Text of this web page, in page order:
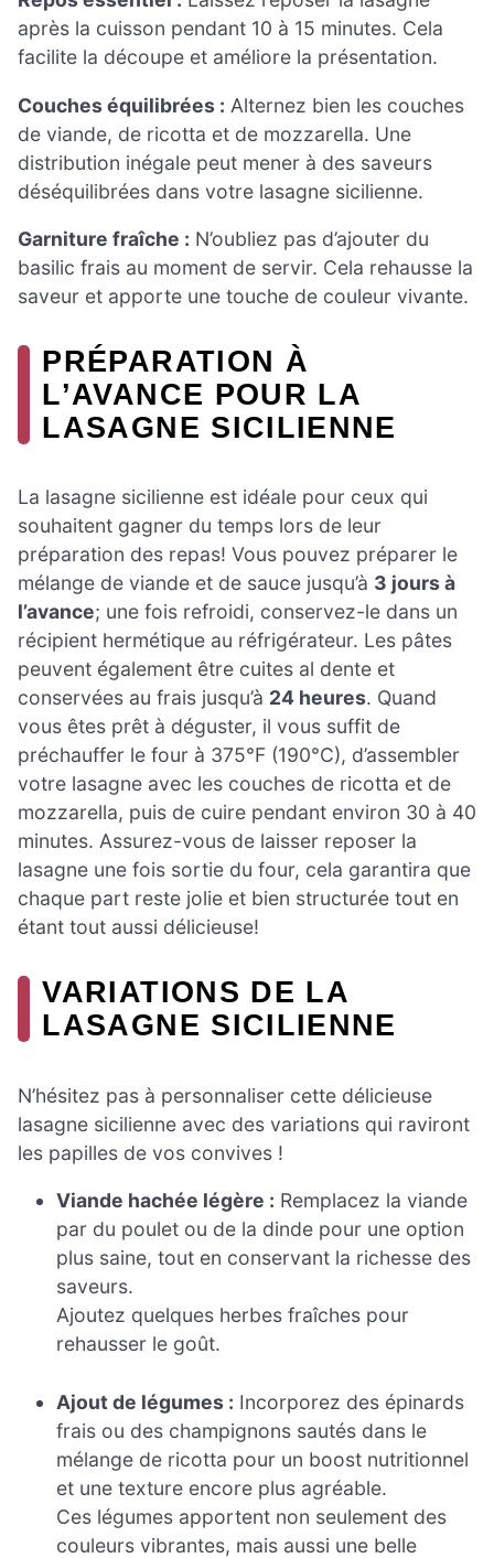
après la cuisson pendant 10 à 15 minutes. Cela
facilite la découpe et améliore la présentation.
Couches équilibrées : Alternez bien les couches
de viande, de ricotta et de mozzarella. Une
distribution inégale peut mener à des saveurs
déséquilibrées dans votre lasagne sicilienne.
Garniture fraîche : N’oubliez pas d’ajouter du
basilic frais au moment de servir. Cela rehausse la
saveur et apporte une touche de couleur vivante.
PRÉPARATION À
L’AVANCE POUR LA
LASAGNE SICILIENNE
La lasagne sicilienne est idéale pour ceux qui
souhaitent gagner du temps lors de leur
préparation des repas! Vous pouvez préparer le
mélange de viande et de sauce jusqu’à 3 jours à
l’avance; une fois refroidi, conservez-le dans un
récipient hermétique au réfrigérateur. Les pâtes
peuvent également être cuites al dente et
conservées au frais jusqu’à 24 heures. Quand
vous êtes prêt à déguster, il vous suffit de
préchauffer le four à 375°F (190°C), d’assembler
votre lasagne avec les couches de ricotta et de
mozzarella, puis de cuire pendant environ 30 à 40
minutes. Assurez-vous de laisser reposer la
lasagne une fois sortie du four, cela garantira que
chaque part reste jolie et bien structurée tout en
étant tout aussi délicieuse!
VARIATIONS DE LA
LASAGNE SICILIENNE
N’hésitez pas à personnaliser cette délicieuse
lasagne sicilienne avec des variations qui raviront
les papilles de vos convives !
Viande hachée légère : Remplacez la viande
par du poulet ou de la dinde pour une option
plus saine, tout en conservant la richesse des
saveurs.
Ajoutez quelques herbes fraîches pour
rehausser le goût.
Ajout de légumes : Incorporez des épinards
frais ou des champignons sautés dans le
mélange de ricotta pour un boost nutritionnel
et une texture encore plus agréable.
Ces légumes apportent non seulement des
couleurs vibrantes, mais aussi une belle